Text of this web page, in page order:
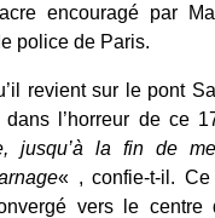
encouragé par
police de Paris.
revient sur le pont
l’horreur de ce
jusqu’à la fin de
« , confie-t-il.
vers le centre